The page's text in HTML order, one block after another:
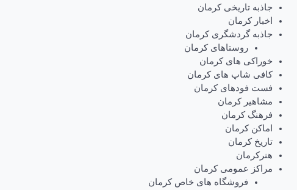
جاذبه تاریخی کرمان
اخبار کرمان
جاذبه گردشگری کرمان
روستاهای کرمان
خوراکی های کرمان
کافی شاپ های کرمان
فست فودهای کرمان
مشاهیر کرمان
فرهنگ کرمان
اماکن کرمان
تاریخ کرمان
هنرکرمان
مراکز عمومی کرمان
فروشگاه های خاص کرمان